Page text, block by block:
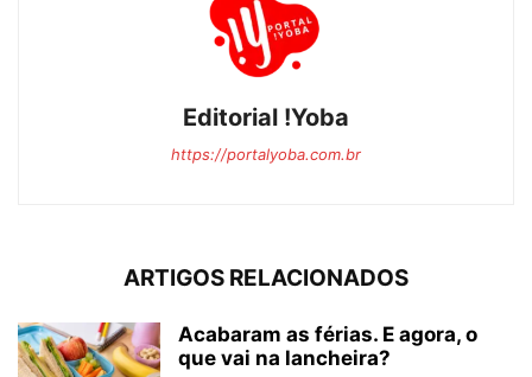
Editorial !Yoba
https://portalyoba.com.br
ARTIGOS RELACIONADOS
Acabaram as férias. E agora, o
que vai na lancheira?